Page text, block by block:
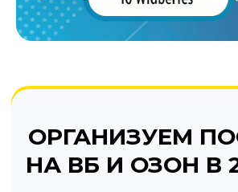
ЗАКАЗАТЬ ОБРАТНЫЙ ЗВОНОК